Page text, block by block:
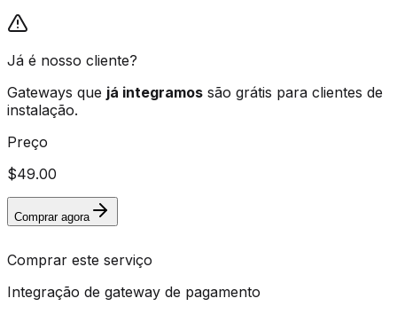
Já é nosso cliente?
Gateways que já integramos são grátis para clientes de
instalação.
Preço
$49.00
Comprar agora
Comprar este serviço
Integração de gateway de pagamento